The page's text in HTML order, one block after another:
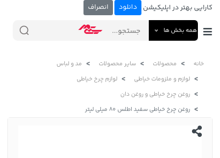
کارایی بهتر در اپلیکیشن دانلود انصراف
همه بخش ها
خانه محصولات سایر محصولات
مد و لباس
لوازم و ملزومات خیاطی
لوازم چرخ خیاطی
روغن چرخ خیاطی و روغن دان
روغن چرخ خیاطی سفید اطلس 80 میلی لیتر